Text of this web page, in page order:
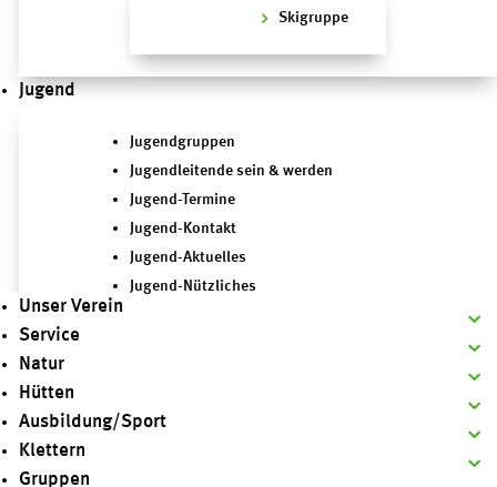
Skigruppe
Jugend
Jugendgruppen
Jugendleitende sein & werden
Jugend-Termine
Jugend-Kontakt
Jugend-Aktuelles
Jugend-Nützliches
Unser Verein
Service
Natur
Hütten
Ausbildung/Sport
Klettern
Gruppen